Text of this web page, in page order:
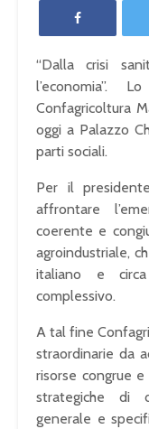
“Dalla crisi
Confagricoltura
oggi a Palazzo
parti sociali.
Per il
affrontare
coerente e
agroindustriale,
italiano e
complessivo.
A tal fine
straordinarie da
risorse congrue
strategiche di
generale e